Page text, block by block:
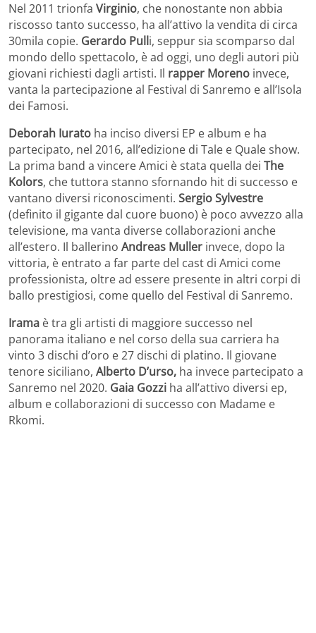
Nel 2011 trionfa Virginio, che nonostante non abbia
riscosso tanto successo, ha all’attivo la vendita di circa
30mila copie. Gerardo Pulli, seppur sia scomparso dal
mondo dello spettacolo, è ad oggi, uno degli autori più
giovani richiesti dagli artisti. Il rapper Moreno invece,
vanta la partecipazione al Festival di Sanremo e all’Isola
dei Famosi.
Deborah Iurato ha inciso diversi EP e album e ha
partecipato, nel 2016, all’edizione di Tale e Quale show.
La prima band a vincere Amici è stata quella dei The
Kolors, che tuttora stanno sfornando hit di successo e
vantano diversi riconoscimenti. Sergio Sylvestre
(definito il gigante dal cuore buono) è poco avvezzo alla
televisione, ma vanta diverse collaborazioni anche
all’estero. Il ballerino Andreas Muller invece, dopo la
vittoria, è entrato a far parte del cast di Amici come
professionista, oltre ad essere presente in altri corpi di
ballo prestigiosi, come quello del Festival di Sanremo.
Irama è tra gli artisti di maggiore successo nel
panorama italiano e nel corso della sua carriera ha
vinto 3 dischi d’oro e 27 dischi di platino. Il giovane
tenore siciliano, Alberto D’urso, ha invece partecipato a
Sanremo nel 2020. Gaia Gozzi ha all’attivo diversi ep,
album e collaborazioni di successo con Madame e
Rkomi.